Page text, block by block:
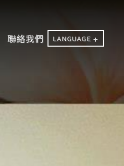
聯絡我們 LANGUAGE